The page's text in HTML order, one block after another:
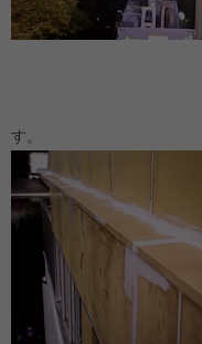
２液エポキ
す。